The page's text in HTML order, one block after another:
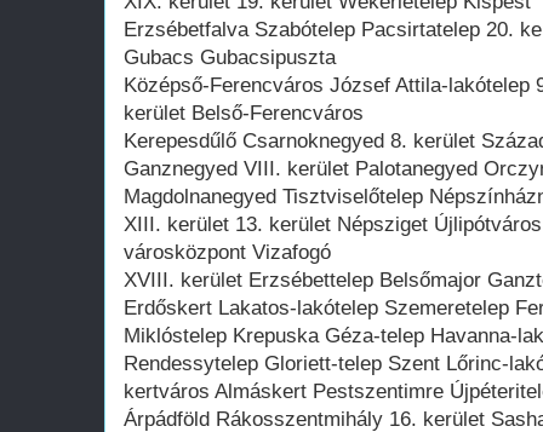
Erzsébetfalva Szabótelep Pacsirtatelep 20.
Gubacs Gubacsipuszta
Középső-Ferencváros József Attila-lakótelep
kerület Belső-Ferencváros
Kerepesdűlő Csarnoknegyed 8. kerület
Ganznegyed VIII. kerület Palotanegyed
Magdolnanegyed Tisztviselőtelep
XIII. kerület 13. kerület Népsziget
városközpont Vizafogó
XVIII. kerület Erzsébettelep Belsőmajor
Erdőskert Lakatos-lakótelep Szemeretelep
Miklóstelep Krepuska Géza-telep Havanna-
Rendessytelep Gloriett-telep Szent Lőrinc-
kertváros Almáskert Pestszentimre
Árpádföld Rákosszentmihály 16. kerület